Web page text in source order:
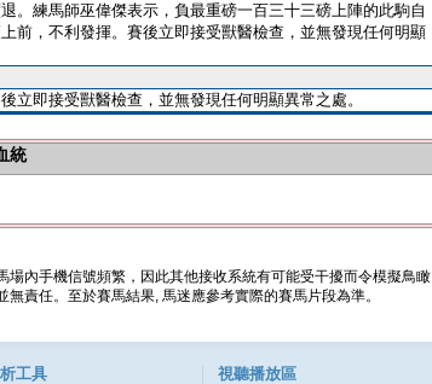
。練馬師巫偉傑表示，負最重磅一百三十三磅上陣的此駒自
前，不利發揮。賽後立即接受獸醫檢查，並無發現任何明顯
立即接受獸醫檢查，並無發現任何明顯異常之處。
統
內手機信號頻繁，因此其他接收系統有可能受干擾而令模擬鳥瞰
責任。至於賽馬結果, 馬迷應參考實際的賽馬片段為準。
工具 視聽播放區